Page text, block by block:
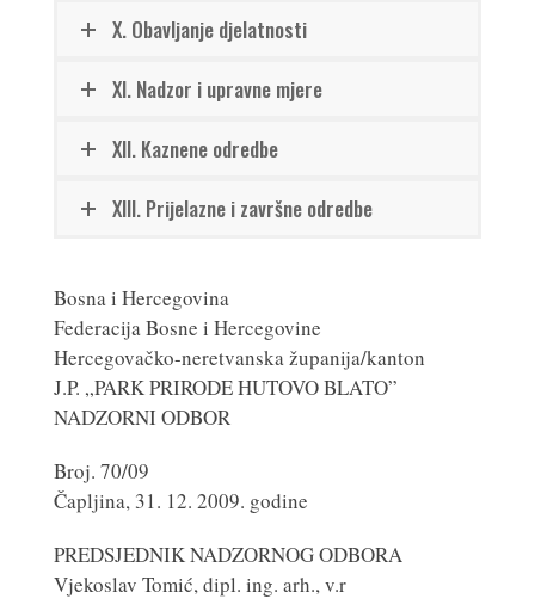
X. Obavljanje djelatnosti
XI. Nadzor i upravne mjere
XII. Kaznene odredbe
XIII. Prijelazne i završne odredbe
Bosna i Hercegovina
Federacija Bosne i Hercegovine
Hercegovačko-neretvanska županija/kanton
J.P. „PARK PRIRODE HUTOVO BLATO”
NADZORNI ODBOR
Broj. 70/09
Čapljina, 31. 12. 2009. godine
PREDSJEDNIK NADZORNOG ODBORA
Vjekoslav Tomić, dipl. ing. arh., v.r